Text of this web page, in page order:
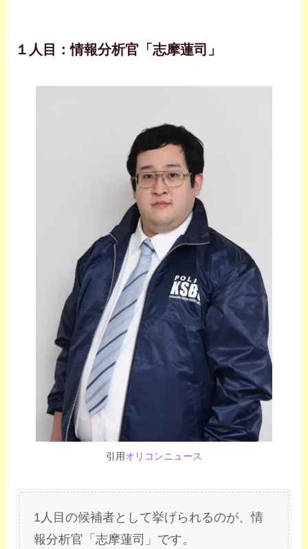
１人目：情報分析官「志摩蓮司」
引用オリコンニュース
1人目の候補者として挙げられるのが、情
報分析官「志摩蓮司」です。